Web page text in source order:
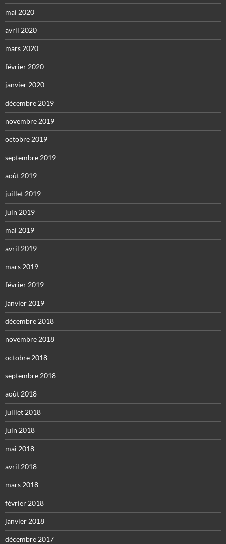
mai 2020
avril 2020
mars 2020
février 2020
janvier 2020
décembre 2019
novembre 2019
octobre 2019
septembre 2019
août 2019
juillet 2019
juin 2019
mai 2019
avril 2019
mars 2019
février 2019
janvier 2019
décembre 2018
novembre 2018
octobre 2018
septembre 2018
août 2018
juillet 2018
juin 2018
mai 2018
avril 2018
mars 2018
février 2018
janvier 2018
décembre 2017